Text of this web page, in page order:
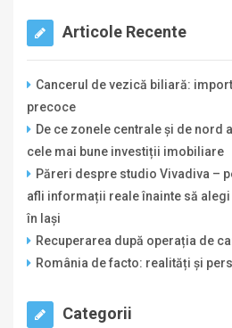
Articole Recente
Cancerul de vezică biliară:
precoce
De ce zonele centrale și de nord
cele mai bune investiții imobiliare
Păreri despre studio Vivadiva –
afli informații reale înainte să
în Iași
Recuperarea după operația de
România de facto: realități și
Categorii